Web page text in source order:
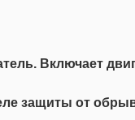
Включает
защиты от